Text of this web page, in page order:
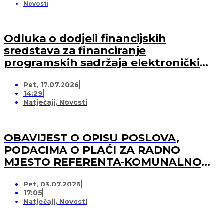
Novosti
Odluka o dodjeli financijskih
sredstava za financiranje
programskih sadržaja elektroničkih
medijskih usluga)
Pet, 17.07.2026
14:29
Natječaji, Novosti
OBAVIJEST O OPISU POSLOVA,
PODACIMA O PLAĆI ZA RADNO
MJESTO REFERENTA-KOMUNALNOG
Pet, 03.07.2026
17:05
Natječaji, Novosti